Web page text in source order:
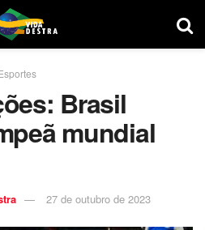
Brasil
mundial
27 de outubro de 2023